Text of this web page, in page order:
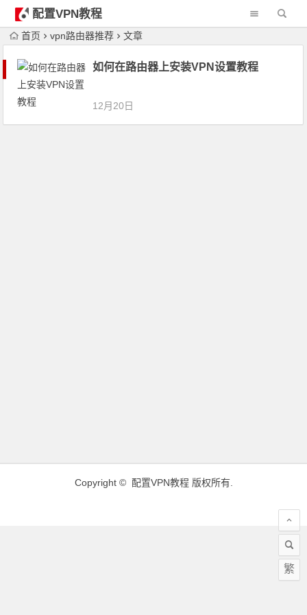
配置VPN教程
首页 vpn路由器推荐 文章
如何在路由器上安装VPN设置教程
12月20日
Copyright © 配置VPN教程版权所有.
繁